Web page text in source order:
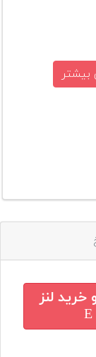
بیشتر
خریدلنز